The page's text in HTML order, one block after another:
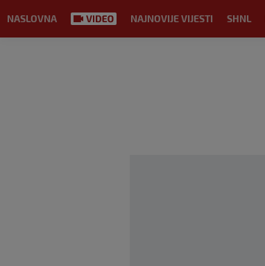
NASLOVNA NAJNOVIJE VIJESTI SHNL